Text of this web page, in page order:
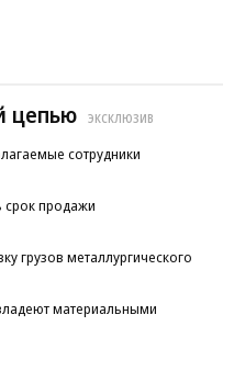
цепью ЭКСКЛЮЗИВ
сотрудники
продажи
грузов металлургического
материальными